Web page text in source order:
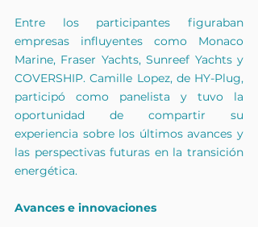
Entre los participantes figuraban
empresas influyentes como Monaco
Marine, Fraser Yachts, Sunreef Yachts y
COVERSHIP. Camille Lopez, de HY-Plug,
participó como panelista y tuvo la
oportunidad de compartir su
experiencia sobre los últimos avances y
las perspectivas futuras en la transición
energética.
Avances e innovaciones